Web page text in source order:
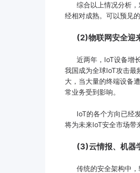
综合以上情况分析，
经相对成熟。可以预见
(2)物联网安全迎
近两年，IoT设备增长
我国成为全球IoT攻击最
大，当大量的终端设备
常业务受到影响。
IoT的各个方向已经发
将为未来IoT安全市场带
(3)云情报、机器
传统的安全架构中，